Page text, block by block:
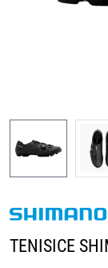
TENISICE